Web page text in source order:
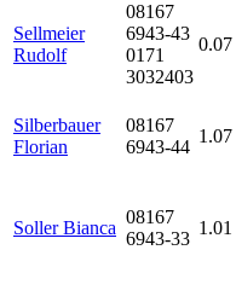
Sellmeier
Rudolf
08167
6943-43
0171
3032403
0.07
Silberbauer
Florian
08167
6943-44
1.07
Soller Bianca
08167
6943-33
1.01